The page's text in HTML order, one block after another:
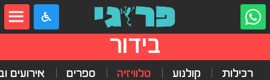
בידור
רכילות קולנוע טלוויזיה ספרים אירועים